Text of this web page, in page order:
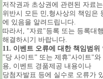
저작권과 초상권에 관련된 자료
위반시 모든 민,형사상의 책임은
에 있음을 알려드립니다.
따라서, "자료"등록 또는 등록대
해결하시기 바랍니다.
11. 이벤트 오류에 대한 책임범위
”당 사이트” 또는 제휴"사이트"
용, 이벤트 경품제공 내용이나
당첨자발표 등에 실수로 오류가